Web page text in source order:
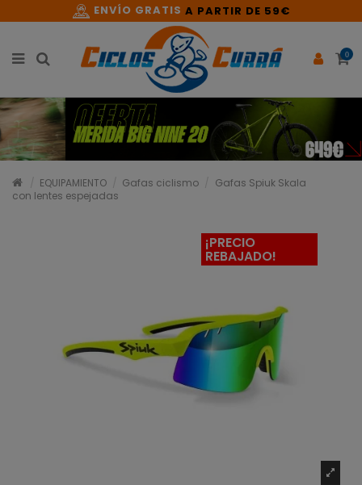
ENVÍO GRATIS A PARTIR DE 59€
0
EQUIPAMIENTO Gafas ciclismo
Gafas Spiuk Skala
con lentes espejadas
¡PRECIO
REBAJADO!